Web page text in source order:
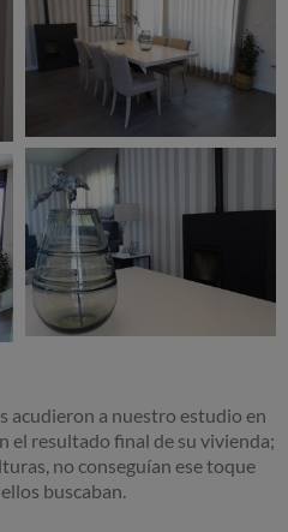
acudieron a nuestro estudio en
el resultado final de su vivienda;
no conseguían ese toque
buscaban.